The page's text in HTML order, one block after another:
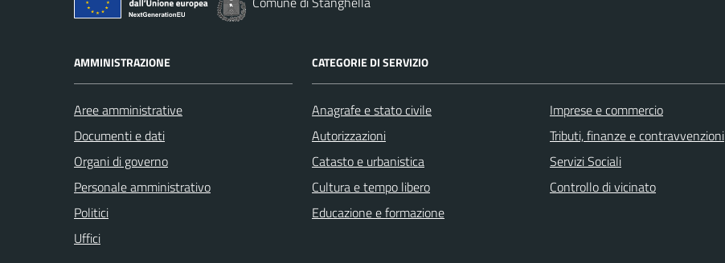
AMMINISTRAZIONE
Aree amministrative
Documenti e dati
Organi di governo
Personale amministrativo
Politici
Uffici
CATEGORIE DI SERVIZIO
Anagrafe e stato civile
Autorizzazioni
Catasto e urbanistica
Cultura e tempo libero
Educazione e formazione
Imprese e commercio
Tributi, finanze e contravvenzioni
Servizi Sociali
Controllo di vicinato